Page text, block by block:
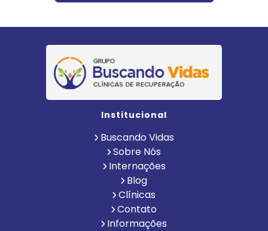
Institucional
Buscando Vidas
Sobre Nós
Internações
Blog
Clínicas
Contato
Informações